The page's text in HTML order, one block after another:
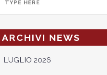
ARCHIVI NEWS
LUGLIO 2026